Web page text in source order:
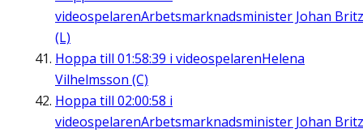
videospelarenArbetsmarknadsminister Johan Britz
(L)
Hoppa till 01:58:39 i videospelarenHelena
Vilhelmsson (C)
Hoppa till 02:00:58 i
videospelarenArbetsmarknadsminister Johan Britz